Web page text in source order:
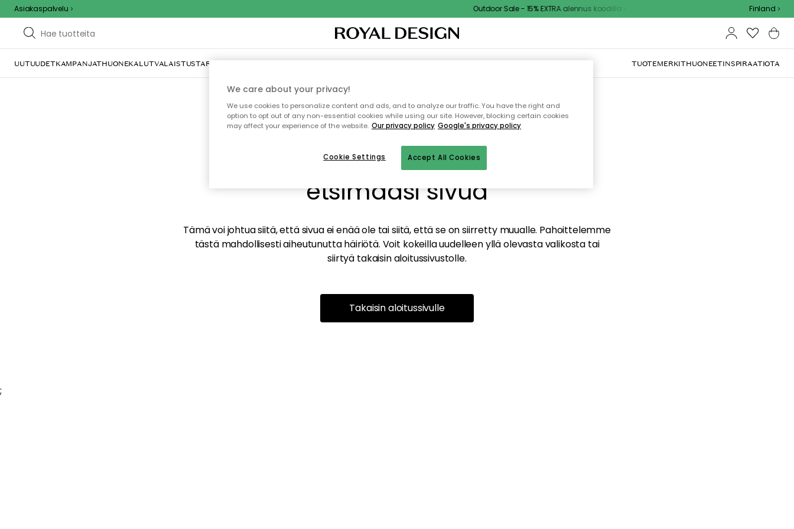
Asiakaspalvelu Outdoor Sale - 15% EXTRA alennus koodilla Finland
UUTUUDETKAMPANJATHUONEKALUTVALAISTUSTARJOILU JA KATTAUSSISUSTUSTEKSTIILIT & MATOTKEITTIÖSÄILYTYSULKOKALUSTEET TUOTEMERKITHUONEETINSPIRAATIOTA
Emme valitettavasti löydä
etsimääsi sivua
Tämä voi johtua siitä, että sivua ei enää ole tai siitä, että se on siirretty muualle. Pahoittelemme
tästä mahdollisesti aiheutunutta häiriötä. Voit kokeilla uudelleen yllä olevasta valikosta tai
siirtyä takaisin aloitussivustolle.
Takaisin aloitussivulle
;
We care about your privacy!
We use cookies to personalize content and ads, and to analyze our traffic. You have the right and
option to opt out of any non-essential cookies while using our site. However, blocking certain cookies
may affect your experience of the website. Our privacy policy Google's privacy policy
Accept All Cookies
Cookie Settings